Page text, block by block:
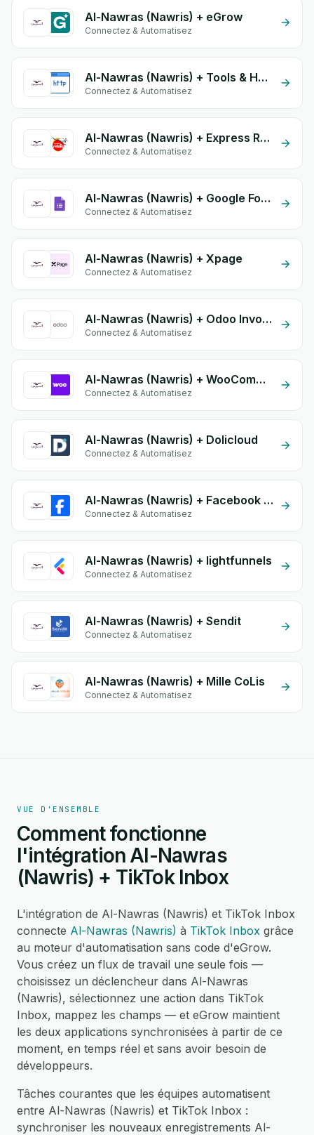
Al-Nawras (Nawris) + eGrow
Connectez & Automatisez
Al-Nawras (Nawris) + Tools & HTTP
Connectez & Automatisez
Al-Nawras (Nawris) + Express Relais
Connectez & Automatisez
Al-Nawras (Nawris) + Google Form Integration
Connectez & Automatisez
Al-Nawras (Nawris) + Xpage
Connectez & Automatisez
Al-Nawras (Nawris) + Odoo Invoices
Connectez & Automatisez
Al-Nawras (Nawris) + WooCommerce
Connectez & Automatisez
Al-Nawras (Nawris) + Dolicloud
Connectez & Automatisez
Al-Nawras (Nawris) + Facebook Conversion API (CAPI)
Connectez & Automatisez
Al-Nawras (Nawris) + lightfunnels
Connectez & Automatisez
Al-Nawras (Nawris) + Sendit
Connectez & Automatisez
Al-Nawras (Nawris) + Mille CoLis
Connectez & Automatisez
VUE D'ENSEMBLE
Comment fonctionne
l'intégration Al-Nawras
(Nawris) + TikTok Inbox
L'intégration de Al-Nawras (Nawris) et TikTok Inbox
connecte Al-Nawras (Nawris) à TikTok Inbox grâce
au moteur d'automatisation sans code d'eGrow.
Vous créez un flux de travail une seule fois —
choisissez un déclencheur dans Al-Nawras
(Nawris), sélectionnez une action dans TikTok
Inbox, mappez les champs — et eGrow maintient
les deux applications synchronisées à partir de ce
moment, en temps réel et sans avoir besoin de
développeurs.
Tâches courantes que les équipes automatisent
entre Al-Nawras (Nawris) et TikTok Inbox :
synchroniser les nouveaux enregistrements Al-